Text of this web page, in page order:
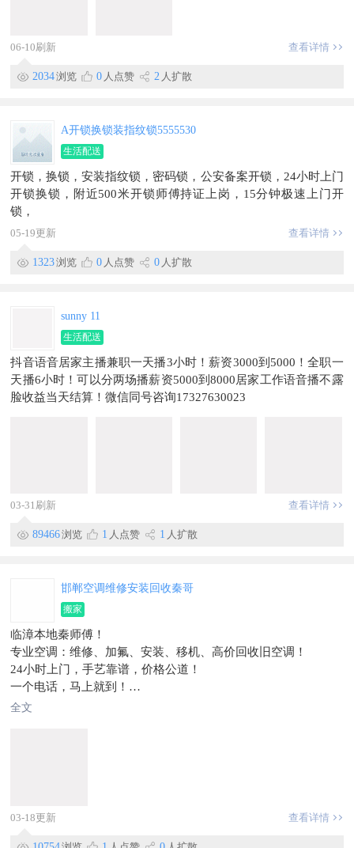
1.个人提成当天结算
2.每天三小时综合100-200一天一结
06-10刷新 查看详情
2034浏览 0 人点赞 2 人扩散
A开锁换锁装指纹锁5555530
生活配送
开锁，换锁，安装指纹锁，密码锁，公安备案开锁，24小时上门
开锁换锁，附近500米开锁师傅持证上岗，15分钟极速上门开
锁，
05-19更新 查看详情
1323浏览 0 人点赞 0 人扩散
sunny 11
生活配送
抖音语音居家主播兼职一天播3小时！薪资3000到5000！全职一
天播6小时！可以分两场播薪资5000到8000居家工作语音播不露
脸收益当天结算！微信同号咨询17327630023
03-31刷新 查看详情
89466浏览 1 人点赞 1 人扩散
邯郸空调维修安装回收秦哥
搬家
临漳本地秦师傅！
专业空调：维修、加氟、安装、移机、高价回收旧空调！
24小时上门，手艺靠谱，价格公道！
一个电话，马上就到！
📞15188929265秦师傅
全文
03-18更新 查看详情